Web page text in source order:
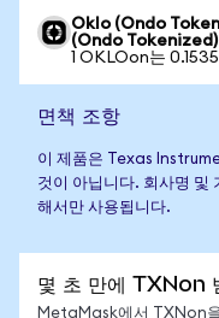
Oklo (Ondo
(Ondo Tokenized)
1 OKLOon는
면책 조항
이 제품은 Texas
것이 아닙니다. 회사명 및
해서만 사용됩니다.
몇 초 만에 TXNon
MetaMask에서 TXNon